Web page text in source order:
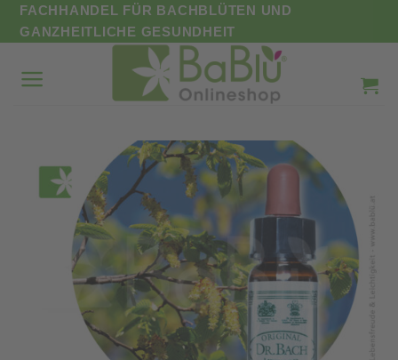
Zum
Inhalt
FACHHANDEL FÜR BACHBLÜTEN UND
GANZHEITLICHE GESUNDHEIT